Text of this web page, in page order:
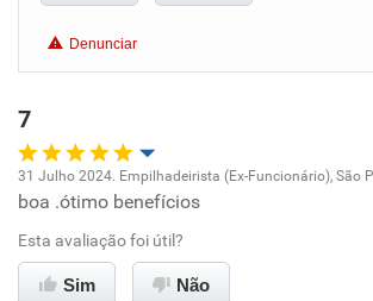
Denunciar
7
Oportunidade de promoção
Ambiente de trabalho
31 Julho 2024. Empilhadeirista (Ex-Funcionário), São
boa .ótimo benefícios
Esta avaliação foi útil?
Sim Não